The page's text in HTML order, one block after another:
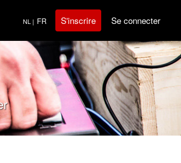
NL | FR S'inscrire Se connecter